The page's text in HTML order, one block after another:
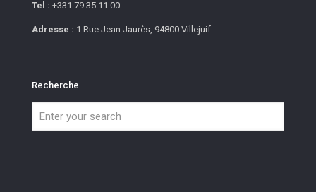
Tel : +331 79 35 11 00
Adresse : 1 Rue Jean Jaurès, 94800 Villejuif
Recherche